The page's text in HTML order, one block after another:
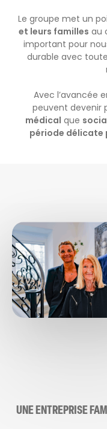
Le groupe met un
et leurs familles au
important pour
durable avec
Avec l’avancée
peuvent devenir
médical que
période délicate
UNE ENTREPRISE